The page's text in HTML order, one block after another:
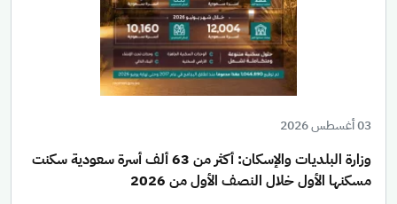
03 أغسطس 2026
وزارة البلديات والإسكان: أكثر من 63 ألف أسرة سعودية سكنت
مسكنها الأول خلال النصف الأول من 2026